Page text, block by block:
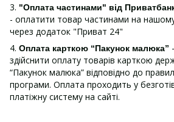
3. "Оплата частинами" від
- оплатити товар частинами на
через додаток "Приват 24"
4. Оплата карткою “Пакунок малюка”
здійснити оплату товарів карткою
“Пакунок малюка” відповідно до
програми. Оплата проходить у
платіжну систему на сайті.